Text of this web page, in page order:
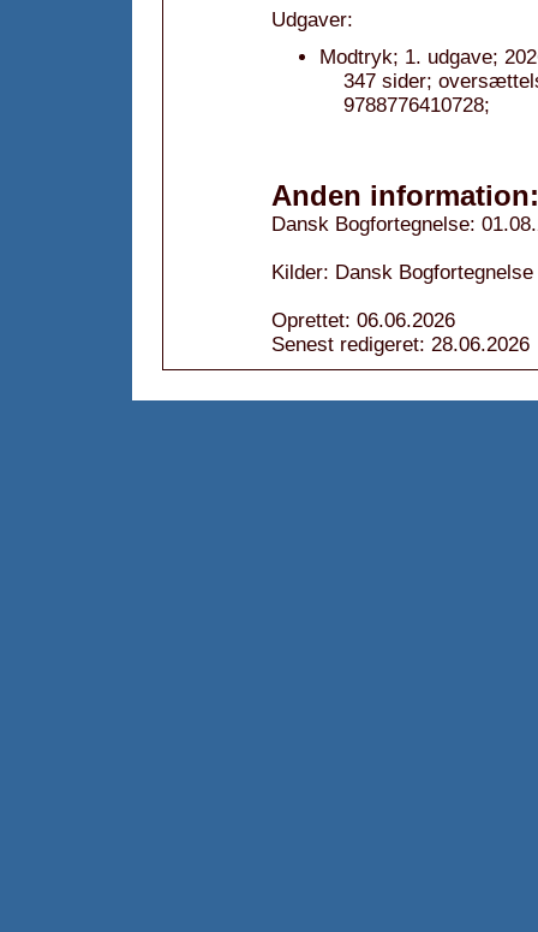
Udgaver:
Modtryk; 1. udgave;
347 sider;
9788776410728;
Anden information:
Dansk Bogfortegnelse:
Kilder: Dansk Bogfortegnelse
Oprettet: 06.06.2026
Senest redigeret: 28.06.2026